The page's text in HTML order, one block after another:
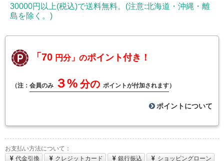
30000円以上(税込)で送料無料。(注意:北海道・沖縄・離
島を除く。)
「70 円分」のポイント付き！
（注： 会員のみ ３% 分の ポイントが付加されます）
ポイントについて
お支払い方法について：
代金引換
クレジットカード 銀行振込 ショッピングローン